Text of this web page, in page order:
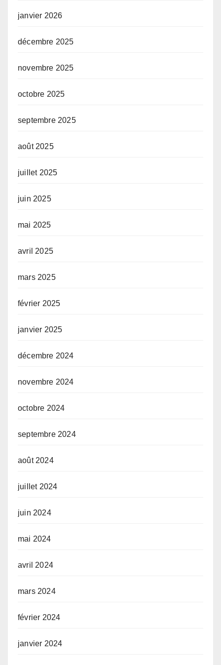
janvier 2026
décembre 2025
novembre 2025
octobre 2025
septembre 2025
août 2025
juillet 2025
juin 2025
mai 2025
avril 2025
mars 2025
février 2025
janvier 2025
décembre 2024
novembre 2024
octobre 2024
septembre 2024
août 2024
juillet 2024
juin 2024
mai 2024
avril 2024
mars 2024
février 2024
janvier 2024